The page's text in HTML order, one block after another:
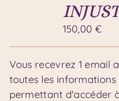
150,00 €
Vous recevrez 1 email
toutes les informations
permettant d'accéder